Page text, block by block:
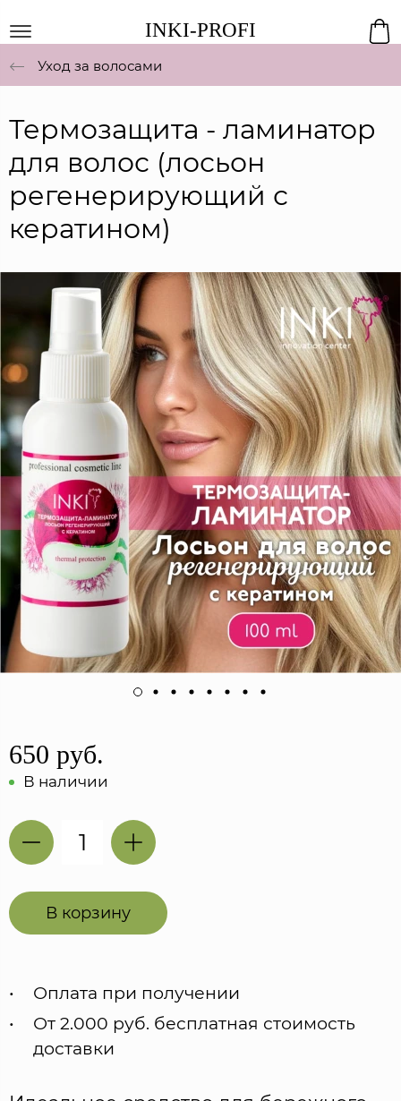
INKI-PROFI
Уход за волосами
Термозащита - ламинатор
для волос (лосьон
регенерирующий с
кератином)
650 руб.
В наличии
В корзину
Оплата при получении
От 2.000 руб. бесплатная стоимость
доставки